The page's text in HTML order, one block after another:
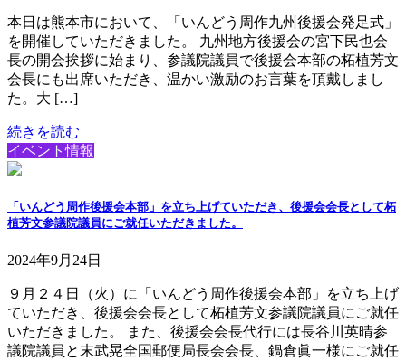
本日は熊本市において、「いんどう周作九州後援会発足式」
を開催していただきました。 九州地方後援会の宮下民也会
長の開会挨拶に始まり、参議院議員で後援会本部の柘植芳文
会長にも出席いただき、温かい激励のお言葉を頂戴しまし
た。大 […]
続きを読む
イベント情報
「いんどう周作後援会本部」を立ち上げていただき、後援会会長として柘
植芳文参議院議員にご就任いただきました。
2024年9月24日
９月２４日（火）に「いんどう周作後援会本部」を立ち上げ
ていただき、後援会会長として柘植芳文参議院議員にご就任
いただきました。 また、後援会会長代行には長谷川英晴参
議院議員と末武晃全国郵便局長会会長、鍋倉眞一様にご就任